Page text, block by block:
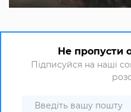
Не пропусти
Підписуйся на наші